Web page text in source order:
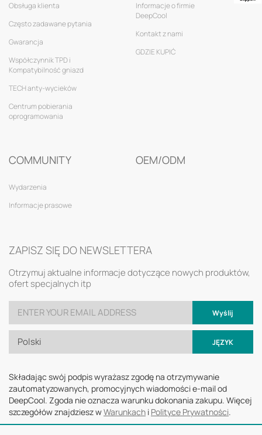
Obsługa klienta
Często zadawane pytania
Gwarancja
Współczynnik TPD i
Kompatybilność gniazd
TECH anty-wycieków
Centrum pobierania
oprogramowania
Informacje o firmie
DeepCool
Kontakt z nami
GDZIE KUPIĆ
COMMUNITY
Wydarzenia
Informacje prasowe
OEM/ODM
ZAPISZ SIĘ DO NEWSLETTERA
Otrzymuj aktualne informacje dotyczące nowych produktów,
ofert specjalnych itp
Wyślij
Polski JĘZYK
Składając swój podpis wyrażasz zgodę na otrzymywanie
zautomatyzowanych, promocyjnych wiadomości e-mail od
DeepCool. Zgoda nie oznacza warunku dokonania zakupu. Więcej
szczegółów znajdziesz wWarunkach i Polityce Prywatności.